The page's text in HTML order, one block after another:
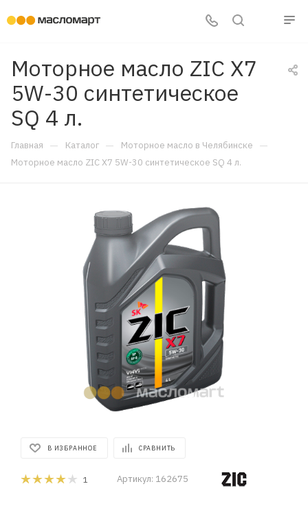
Моторное масло ZIC X7
5W-30 синтетическое
SQ 4 л.
Главная — Каталог — Моторное масло в Челябинске —
Моторное масло ZIC X7 5W-30 синтетическое SQ 4 л.
В ИЗБРАННОЕ СРАВНИТЬ
1 Артикул: 162675